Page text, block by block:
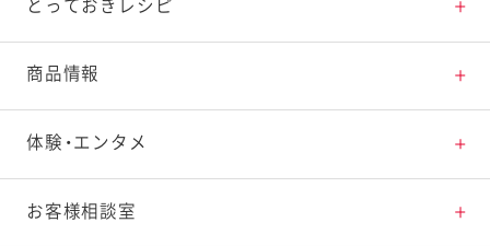
とっておきレシピ
とっておきレシピトップ
素材の知識
料理の基本
商品情報
商品情報トップ
新商品・リニューアル品一覧
体験・エンタメ
体験・エンタメトップ
お客様相談室